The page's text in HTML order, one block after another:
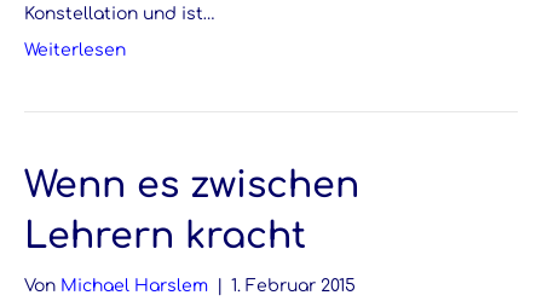
Konstellation und ist…
Weiterlesen
Wenn es zwischen
Lehrern kracht
Von Michael Harslem 1. Februar 2015